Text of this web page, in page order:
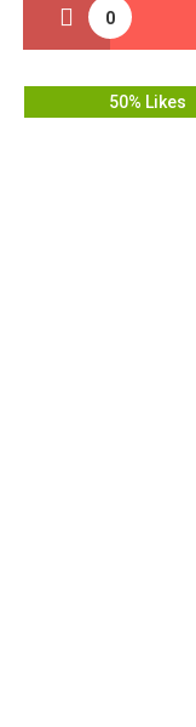
0
50% Likes